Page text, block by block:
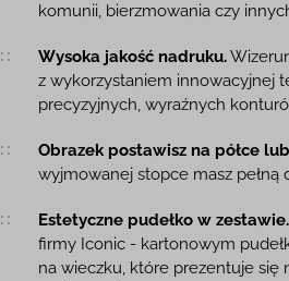
komunii, bierzmowania czy
Wysoka jakość nadruku.
z wykorzystaniem innowacyjnej
precyzyjnych, wyraźnych
Obrazek postawisz na półce
wyjmowanej stopce masz pełną
Estetyczne pudełko w zestawie.
firmy Iconic - kartonowym
na wieczku, które prezentuje się